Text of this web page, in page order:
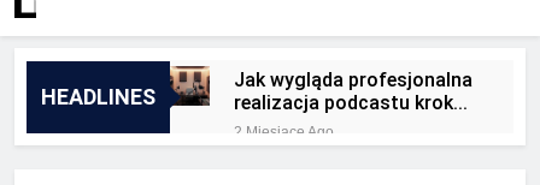
HEADLINES
Jak wygląda profesjonalna
realizacja podcastu krok
po kroku?
2 Miesiące Ago